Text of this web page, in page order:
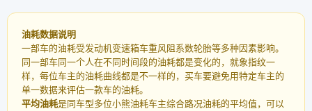
油耗数据说明
一部车的油耗受发动机变速箱车重风阻系数轮胎等多种因素影响。
同一部车同一个人在不同时间段的油耗都是变化的，就象指纹一
样，每位车主的油耗曲线都是不一样的，买车要避免用特定车主的
单一数据来评估一款车的油耗。
平均油耗是同车型多位小熊油耗车主综合路况油耗的平均值，可以